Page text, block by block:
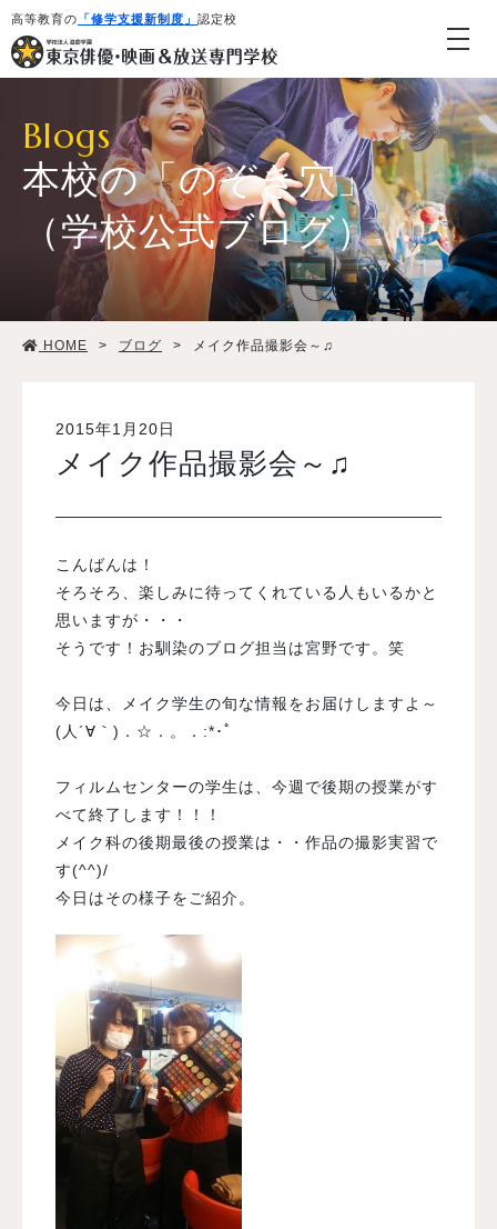
高等教育の 「修学支援新制度」 認定校
学校紹介・教育システム
学生生活
入試案内
学校情報
オープンキャンパス
Blogs
本校の「のぞき穴」
（学校公式ブログ）
HOME > ブログ > メイク作品撮影会～♫
2015年1月20日
メイク作品撮影会～♫
こんばんは！
そろそろ、楽しみに待ってくれている人もいるかと
思いますが・・・
そうです！お馴染のブログ担当は宮野です。笑
今日は、メイク学生の旬な情報をお届けしますよ～
(人´∀｀)．☆．。．:*･ﾟ
フィルムセンターの学生は、今週で後期の授業がす
べて終了します！！！
メイク科の後期最後の授業は・・作品の撮影実習で
す(^^)/
今日はその様子をご紹介。